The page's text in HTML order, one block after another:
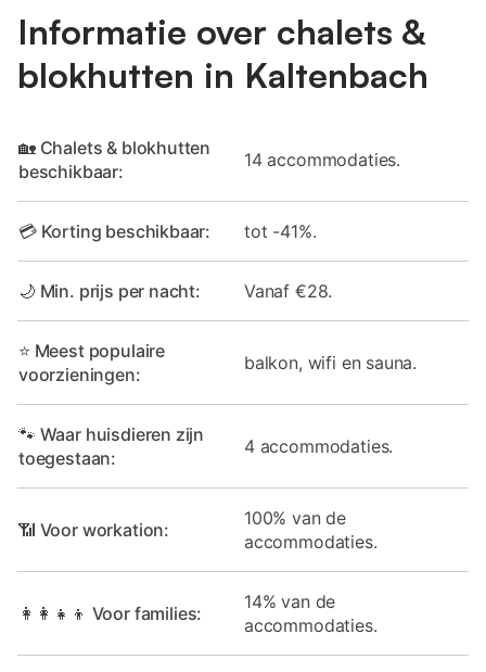
Informatie over chalets &
blokhutten in Kaltenbach
🏡 Chalets & blokhutten
beschikbaar:
14 accommodaties.
💳 Korting beschikbaar: tot -41%.
🌙 Min. prijs per nacht: Vanaf €28.
⭐ Meest populaire
voorzieningen:
balkon, wifi en sauna.
🐾 Waar huisdieren zijn
toegestaan:
4 accommodaties.
📶 Voor workation:
100% van de
accommodaties.
👩‍👩‍👧‍👦 Voor families:
14% van de
accommodaties.